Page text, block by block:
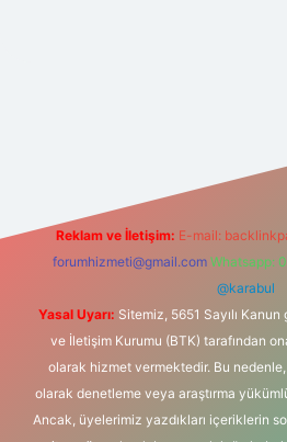
Reklam ve İletişim: E-mail:
forumhizmeti@gmail.com Whatsapp:
@karabul
Yasal Uyarı: Sitemiz, 5651 Sayılı
ve İletişim Kurumu (BTK) tarafından
olarak hizmet vermektedir. Bu
olarak denetleme veya araştırma
Ancak, üyelerimiz yazdıkları içeriklerin